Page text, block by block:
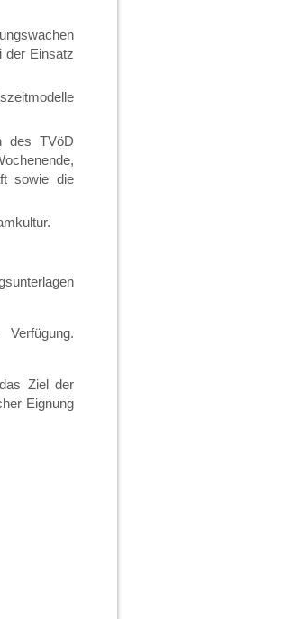
der Einsatz
des TVöD
sowie die
Ziel der
Eignung